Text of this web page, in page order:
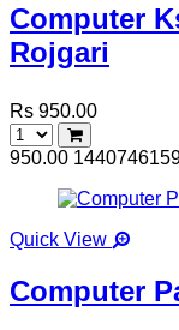
Computer
Rojgari
Rs 950.00
950.00
Quick View
Computer